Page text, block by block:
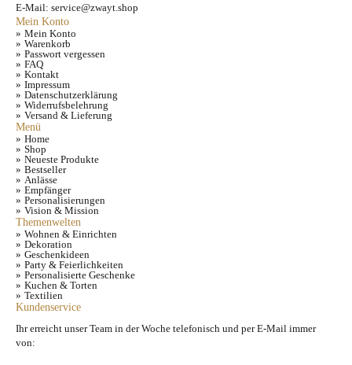
E-Mail: service@zwayt.shop
Mein Konto
Mein Konto
Warenkorb
Passwort vergessen
FAQ
Kontakt
Impressum
Datenschutzerklärung
Widerrufsbelehrung
Versand & Lieferung
Menü
Home
Shop
Neueste Produkte
Bestseller
Anlässe
Empfänger
Personalisierungen
Vision & Mission
Themenwelten
Wohnen & Einrichten
Dekoration
Geschenkideen
Party & Feierlichkeiten
Personalisierte Geschenke
Kuchen & Torten
Textilien
Kundenservice
Ihr erreicht unser Team in der Woche telefonisch und per E-Mail immer
von: